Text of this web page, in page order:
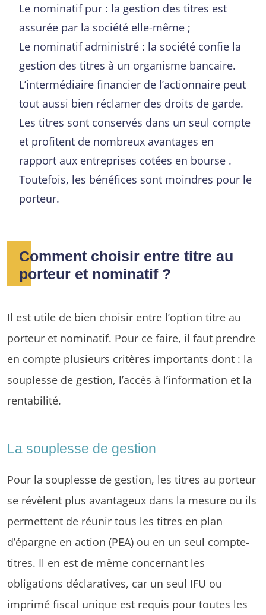
Le nominatif pur : la gestion des titres est
assurée par la société elle-même ;
Le nominatif administré : la société confie la
gestion des titres à un organisme bancaire.
L’intermédiaire financier de l’actionnaire peut
tout aussi bien réclamer des droits de garde.
Les titres sont conservés dans un seul compte
et profitent de nombreux avantages en
rapport aux entreprises cotées en bourse .
Toutefois, les bénéfices sont moindres pour le
porteur.
Comment choisir entre titre au
porteur et nominatif ?
Il est utile de bien choisir entre l’option titre au
porteur et nominatif. Pour ce faire, il faut prendre
en compte plusieurs critères importants dont : la
souplesse de gestion, l’accès à l’information et la
rentabilité.
La souplesse de gestion
Pour la souplesse de gestion, les titres au porteur
se révèlent plus avantageux dans la mesure ou ils
permettent de réunir tous les titres en plan
d’épargne en action (PEA) ou en un seul compte-
titres. Il en est de même concernant les
obligations déclaratives, car un seul IFU ou
imprimé fiscal unique est requis pour toutes les